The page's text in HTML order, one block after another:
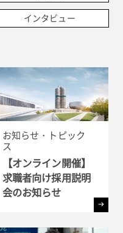
インタビュー
お知らせ・トピック
ス
【オンライン開催】
求職者向け採用説明
会のお知らせ